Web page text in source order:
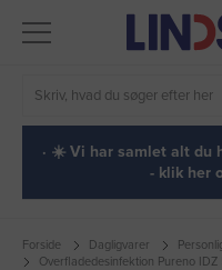
· ☀️ Vi har samlet alt du
- klik her
Forside Dagligvarer
Overfladedesinfektion Pureno